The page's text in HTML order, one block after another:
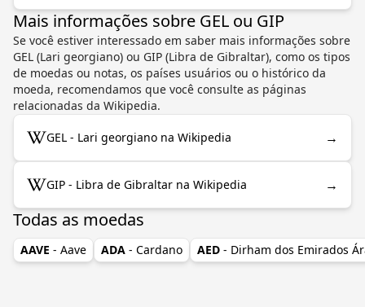
Mais informações sobre GEL ou GIP
Se você estiver interessado em saber mais informações sobre
GEL (Lari georgiano) ou GIP (Libra de Gibraltar), como os tipos
de moedas ou notas, os países usuários ou o histórico da
moeda, recomendamos que você consulte as páginas
relacionadas da Wikipedia.
GEL - Lari georgiano na Wikipedia →
GIP - Libra de Gibraltar na Wikipedia →
Todas as moedas
AAVE - Aave ADA - Cardano AED - Dirham dos Emirados